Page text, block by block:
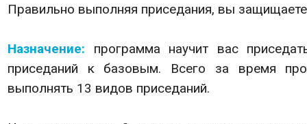
Правильно выполняя приседания, вы
Назначение:
программа научит вас
приседаний к базовым. Всего за время
выполнять 13 видов приседаний.